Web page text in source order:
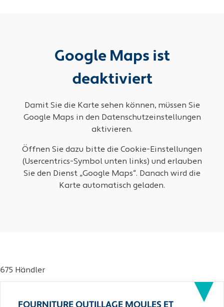
Google Maps ist
deaktiviert
Damit Sie die Karte sehen können, müssen Sie
Google Maps in den Datenschutzeinstellungen
aktivieren.
Öffnen Sie dazu bitte die Cookie-Einstellungen
(Usercentrics-Symbol unten links) und erlauben
Sie den Dienst „Google Maps“. Danach wird die
Karte automatisch geladen.
675 Händler